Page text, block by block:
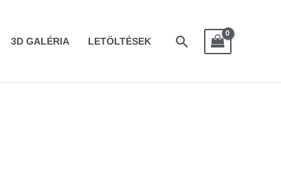
3D GALÉRIA LETÖLTÉSEK Search